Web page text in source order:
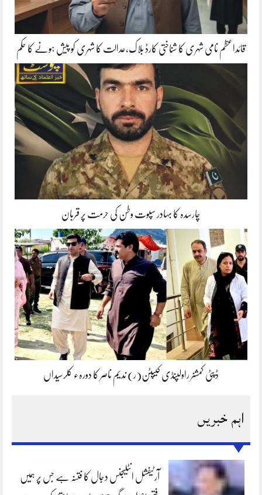
قائداعظم نامی شہری کا شناختی کارڈ بلاک،عدالت کا شہری کو پیش ہونے کا حکم
چارسدہ کا بہادر سپوت وطن کی حرمت پر قربان
ڈپٹی کمشنر راولپنڈی کیپٹن(ر) ندیم ناصر کا دورہء کلرسیداں
اہم خبریں
آرٹیفشل انٹلیجنس دجال کا فتنہ ہے جس پر ہمیں